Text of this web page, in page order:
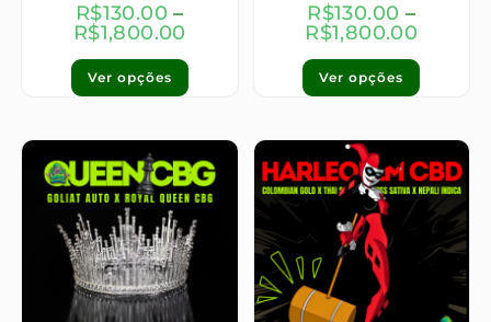
R$130.00 –
R$1,800.00
Ver opções
R$130.00 –
R$1,800.00
Ver opções